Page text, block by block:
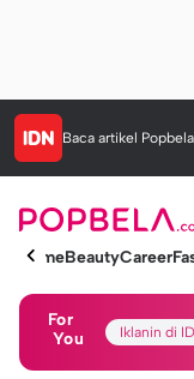
Baca artikel Popbela
HomeBeautyCareer
For
You
Iklanin di